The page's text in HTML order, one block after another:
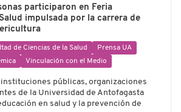
participaron en Feria
impulsada por la carrera de
de Ciencias de la Salud
Prensa UA
Vinculación con el Medio
públicas, organizaciones
de la Universidad de Antofagasta
en salud y la prevención de